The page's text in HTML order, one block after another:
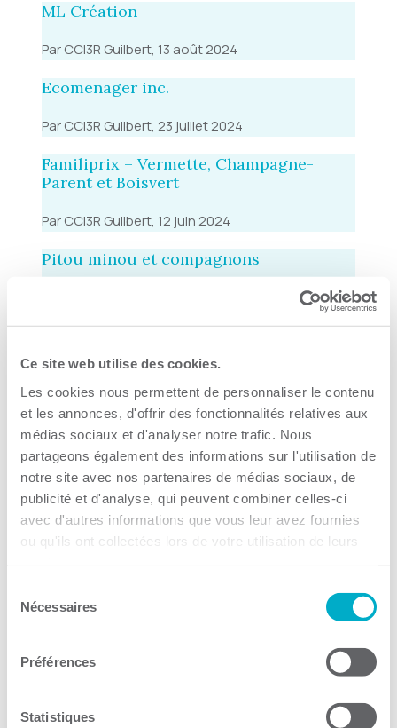
Ce site web utilise des cookies.
Les cookies nous permettent de personnaliser le contenu
et les annonces, d'offrir des fonctionnalités relatives aux
médias sociaux et d'analyser notre trafic. Nous
partageons également des informations sur l'utilisation de
notre site avec nos partenaires de médias sociaux, de
publicité et d'analyse, qui peuvent combiner celles-ci
avec d'autres informations que vous leur avez fournies
ou qu'ils ont collectées lors de votre utilisation de leurs
Nécessaires
Préférences
Statistiques
ML Création
Par CCI3R Guilbert, 13 août 2024
Ecomenager inc.
Par CCI3R Guilbert, 23 juillet 2024
Familiprix – Vermette, Champagne-
Parent et Boisvert
Par CCI3R Guilbert, 12 juin 2024
Pitou minou et compagnons
Par CCI3R Guilbert, 9 janvier 2024
Jcell
Par CCI3R Guilbert, 27 novembre 2023
Ma Poule Express
Par CCI3R Guilbert, 24 novembre 2023
Diamond Homme
Par CCI3R Guilbert, 20 novembre 2023
Vêtements L – Mercerie De Luxe –